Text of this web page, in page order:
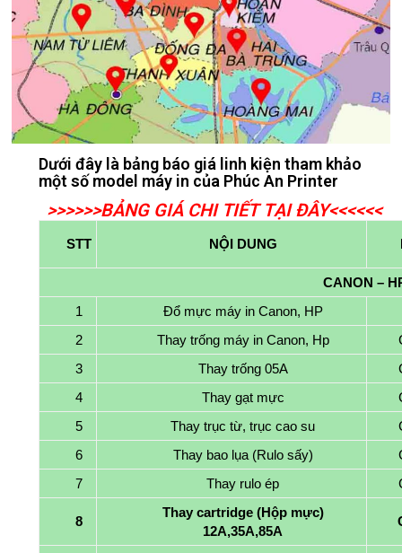
H
U
Dưới đây là bảng báo giá linh kiện tham khảo
một số model máy in của Phúc An Printer
>>>>>>BẢNG GIÁ CHI TIẾT TẠI ĐÂY<<<<<<
STT NỘI DUNG
CANON –
1
Đổ mực máy in Canon, HP
2
Thay trống máy in Canon, Hp
3
Thay trống 05A
4
Thay gạt mực
5
Thay trục từ, trục cao su
6
Thay bao lụa (Rulo sấy)
7
Thay rulo ép
8
Thay cartridge (Hộp mực)
12A,35A,85A